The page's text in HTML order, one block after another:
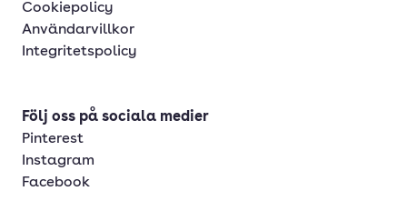
Cookiepolicy
Användarvillkor
Integritetspolicy
Följ oss på sociala medier
Pinterest
Instagram
Facebook